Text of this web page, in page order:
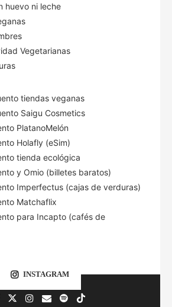
huevo ni leche
Vegetarianas
tiendas veganas
Saigu Cosmetics
PlatanoMelón
Holafly (eSim)
tienda ecológica
y Omio (billetes baratos)
Imperfectus (cajas de verduras)
Matchaflix
para Incapto (cafés de
INSTAGRAM